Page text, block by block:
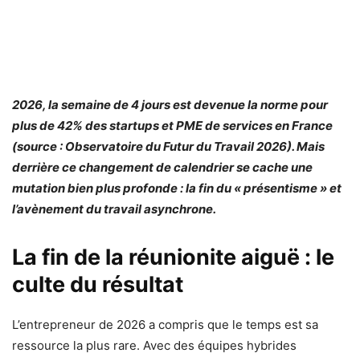
2026, la semaine de 4 jours est devenue la norme pour
plus de 42% des startups et PME de services en France
(source : Observatoire du Futur du Travail 2026). Mais
derrière ce changement de calendrier se cache une
mutation bien plus profonde : la fin du « présentisme » et
l’avènement du travail asynchrone.
La fin de la réunionite aiguë : le
culte du résultat
L’entrepreneur de 2026 a compris que le temps est sa
ressource la plus rare. Avec des équipes hybrides